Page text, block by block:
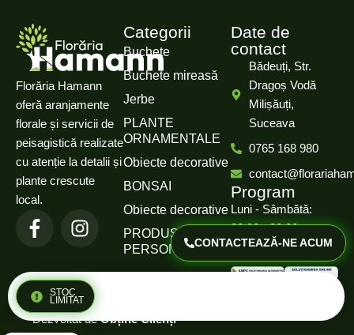
STOC
LIMITAT
Florăria Hamann
oferă aranjamente
florale și servicii de
peisagistică realizate
cu atenție la detalii și
plante crescute
local.
Categorii
Buchete
Buchete mireasă
Jerbe
PLANTE
ORNAMENTALE
Obiecte decorative
BONSAI
Obiecte decorative
PRODUSE
PERSONALIZATE
Date de
contact
Bădeuți, Str.
Dragoș Vodă
Milișăuți,
Suceava
0765 168 980
Program
Luni - Sâmbătă:
08:00 - 20:00
© 2025 Florăria Hamann.
Dezvoltat deObține Clienți
CONTACTEAZĂ-NE ACUM